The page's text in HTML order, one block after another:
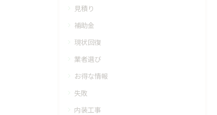
見積り
補助金
現状回復
業者選び
お得な情報
失敗
内装工事